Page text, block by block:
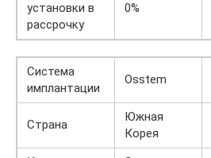
установки в
рассрочку
0%
Система
имплантации
Osstem
Страна
Южная
Корея